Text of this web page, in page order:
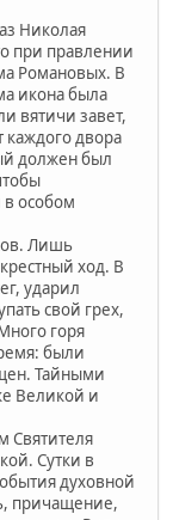
Николая
при правлении
Романовых. В
икона была
вятичи завет,
двора
должен был
в особом
Лишь
ход. В
ударил
свой грех,
горя
были
Тайными
Великой и
Святителя
Сутки в
духовной
причащение,